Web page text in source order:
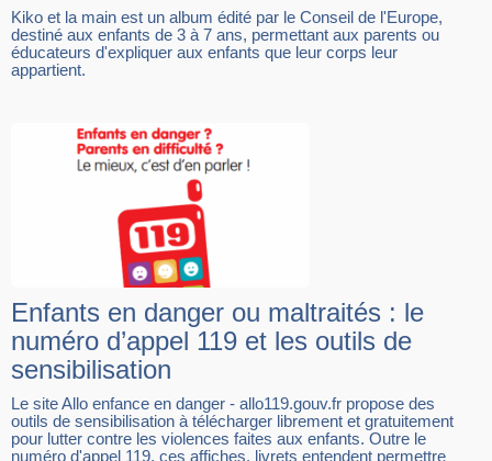
Kiko et la main est un album édité par le Conseil de l'Europe,
destiné aux enfants de 3 à 7 ans, permettant aux parents ou
éducateurs d'expliquer aux enfants que leur corps leur
appartient.
Enfants en danger ou maltraités : le
numéro d’appel 119 et les outils de
sensibilisation
Le site Allo enfance en danger - allo119.gouv.fr propose des
outils de sensibilisation à télécharger librement et gratuitement
pour lutter contre les violences faites aux enfants. Outre le
numéro d'appel 119, ces affiches, livrets entendent permettre